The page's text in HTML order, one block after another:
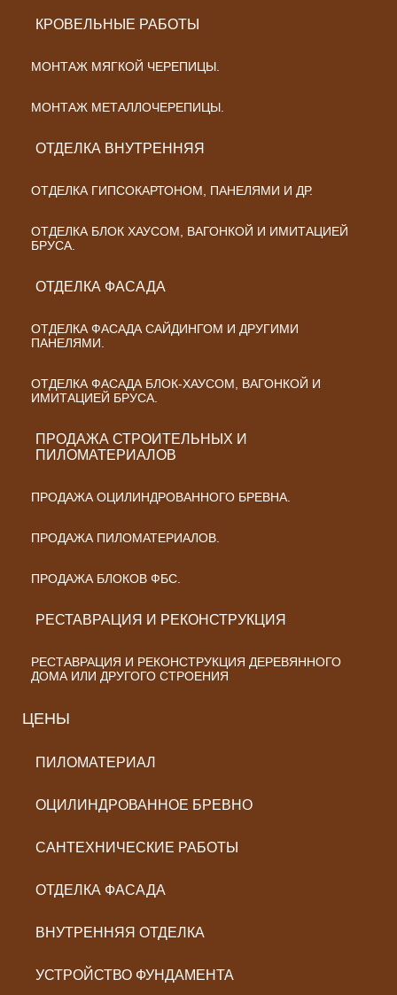
КРОВЕЛЬНЫЕ РАБОТЫ
МОНТАЖ МЯГКОЙ ЧЕРЕПИЦЫ.
МОНТАЖ МЕТАЛЛОЧЕРЕПИЦЫ.
ОТДЕЛКА ВНУТРЕННЯЯ
ОТДЕЛКА ГИПСОКАРТОНОМ, ПАНЕЛЯМИ И ДР.
ОТДЕЛКА БЛОК ХАУСОМ, ВАГОНКОЙ И ИМИТАЦИЕЙ
БРУСА.
ОТДЕЛКА ФАСАДА
ОТДЕЛКА ФАСАДА САЙДИНГОМ И ДРУГИМИ
ПАНЕЛЯМИ.
ОТДЕЛКА ФАСАДА БЛОК-ХАУСОМ, ВАГОНКОЙ И
ИМИТАЦИЕЙ БРУСА.
ПРОДАЖА СТРОИТЕЛЬНЫХ И
ПИЛОМАТЕРИАЛОВ
ПРОДАЖА ОЦИЛИНДРОВАННОГО БРЕВНА.
ПРОДАЖА ПИЛОМАТЕРИАЛОВ.
ПРОДАЖА БЛОКОВ ФБС.
РЕСТАВРАЦИЯ И РЕКОНСТРУКЦИЯ
РЕСТАВРАЦИЯ И РЕКОНСТРУКЦИЯ ДЕРЕВЯННОГО
ДОМА ИЛИ ДРУГОГО СТРОЕНИЯ
ЦЕНЫ
ПИЛОМАТЕРИАЛ
ОЦИЛИНДРОВАННОЕ БРЕВНО
САНТЕХНИЧЕСКИЕ РАБОТЫ
ОТДЕЛКА ФАСАДА
ВНУТРЕННЯЯ ОТДЕЛКА
УСТРОЙСТВО ФУНДАМЕНТА